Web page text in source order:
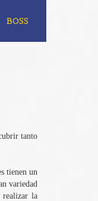
BOSS
tanto
tienen un
variedad
realizar la